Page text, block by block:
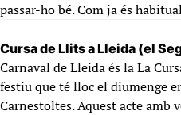
passar-ho bé. Com ja és
Cursa de Llits a Lleida (el
Carnaval de Lleida és la La
festiu que té lloc el diumenge
Carnestoltes. Aquest acte amb